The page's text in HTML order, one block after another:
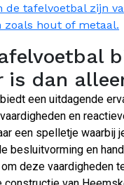
de tafelvoetbal zijn
hout of metaal.
is dan
een uitdagende
en
een spelletje waarbij
besluitvorming en
deze vaardigheden